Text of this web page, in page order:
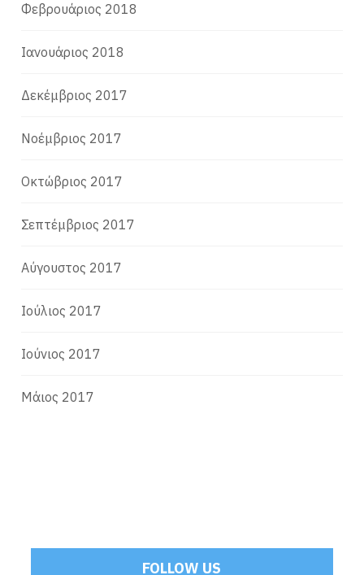
Φεβρουάριος 2018
Ιανουάριος 2018
Δεκέμβριος 2017
Νοέμβριος 2017
Οκτώβριος 2017
Σεπτέμβριος 2017
Αύγουστος 2017
Ιούλιος 2017
Ιούνιος 2017
Μάιος 2017
FOLLOW US